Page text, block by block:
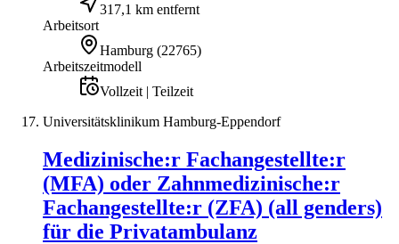
317,1 km entfernt
Arbeitsort
Hamburg (22765)
Arbeitszeitmodell
Vollzeit | Teilzeit
Universitätsklinikum Hamburg-Eppendorf
Medizinische:r Fachangestellte:r
(MFA) oder Zahnmedizinische:r
Fachangestellte:r (ZFA) (all genders)
für die Privatambulanz